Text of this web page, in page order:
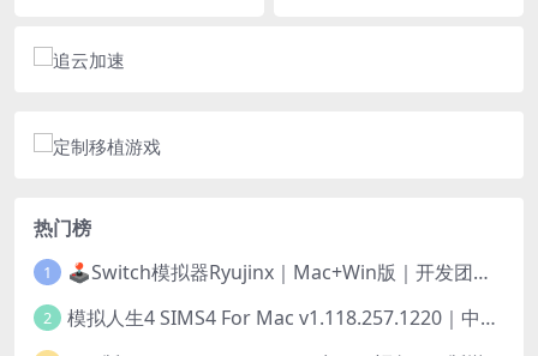
热门榜
1 🕹️Switch模拟器Ryujinx｜Mac+Win版｜开发团队已解散此乃最后的绝唱版本
2 模拟人生4 SIMS4 For Mac v1.118.257.1220｜中文原生版｜无限金币｜全100DLC